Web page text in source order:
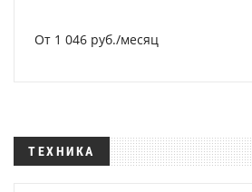
От 1 046 руб./месяц
ТЕХНИКА